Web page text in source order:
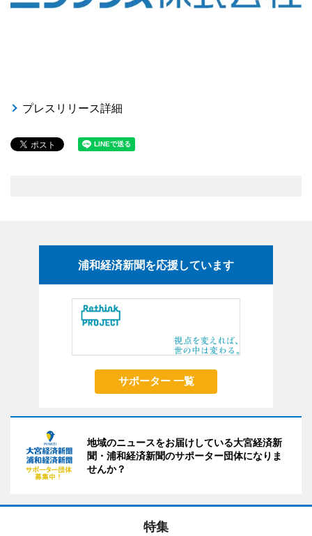
プレスリリース詳細
浦和経済新聞を応援しています
サポーター 一覧
地域のニュースをお届けしている大宮経済新
聞・浦和経済新聞のサポーター団体になりま
せんか？
特集